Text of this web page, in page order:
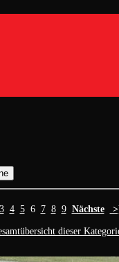
3 4 56 7 8 9 Nächste
dieser